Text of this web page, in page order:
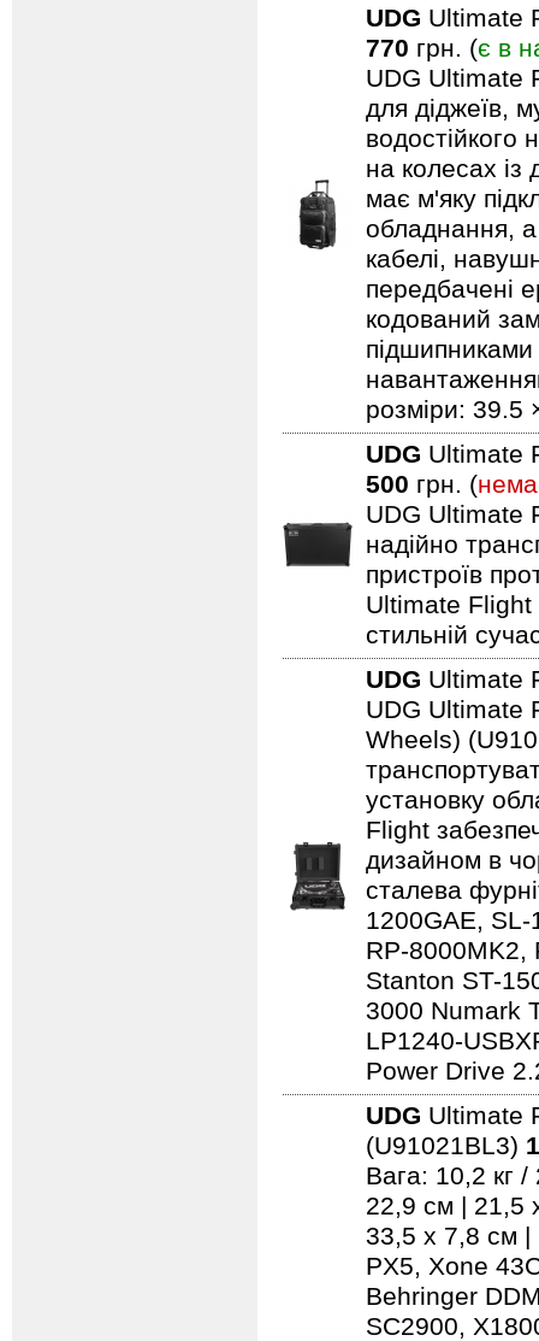
UDG Ultimate
770 грн. (є в
UDG Ultimate
для діджеїв,
водостійкого
на колесах із
має м'яку
обладнання, а
кабелі,
передбачені
кодований
розміри: 39.5
UDG Ultimate
500 грн. (
UDG Ultimate
надійно
пристроїв
Ultimate Flight
стильній
UDG Ultimate
UDG Ultimate
Wheels)
установку
Flight
дизайном в
сталева
1200GAE,
RP-8000MK2,
Stanton ST-
3000 Numark
LP1240-
Power Drive
UDG Ultimate
(U91021BL3)
Вага: 10,2 кг
22,9 см | 21,5
33,5 x 7,8 см |
PX5, Xone
Behringer
SC2900,